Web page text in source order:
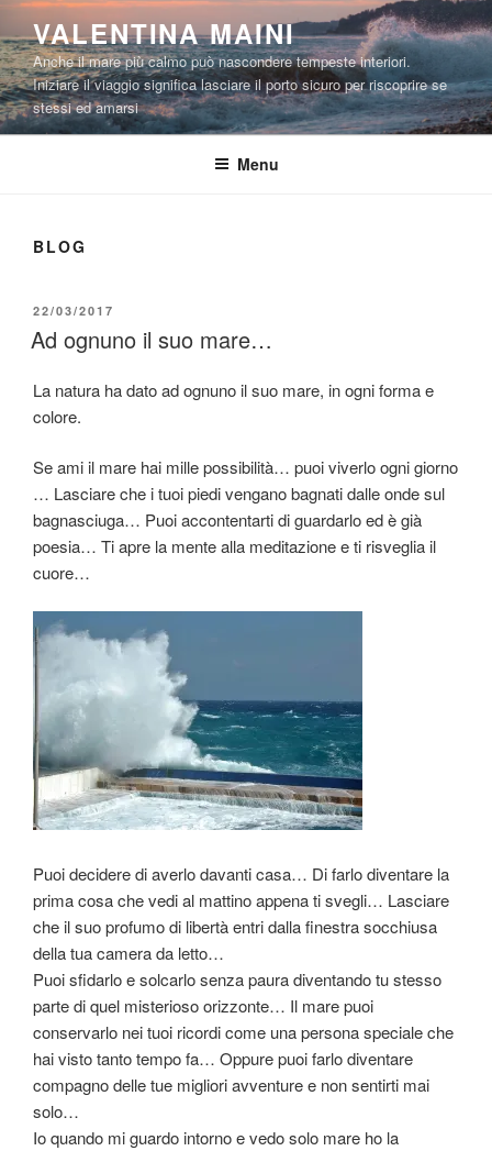
Salta
al
contenuto
VALENTINA MAINI
Anche il mare più calmo può nascondere tempeste interiori.
Iniziare il viaggio significa lasciare il porto sicuro per riscoprire se
stessi ed amarsi
Menu
BLOG
PUBBLICATO
IL
22/03/2017
Ad ognuno il suo mare…
La natura ha dato ad ognuno il suo mare, in ogni forma e
colore.
Se ami il mare hai mille possibilità… puoi viverlo ogni giorno
… Lasciare che i tuoi piedi vengano bagnati dalle onde sul
bagnasciuga… Puoi accontentarti di guardarlo ed è già
poesia… Ti apre la mente alla meditazione e ti risveglia il
cuore…
Puoi decidere di averlo davanti casa… Di farlo diventare la
prima cosa che vedi al mattino appena ti svegli… Lasciare
che il suo profumo di libertà entri dalla finestra socchiusa
della tua camera da letto…
Puoi sfidarlo e solcarlo senza paura diventando tu stesso
parte di quel misterioso orizzonte… Il mare puoi
conservarlo nei tuoi ricordi come una persona speciale che
hai visto tanto tempo fa… Oppure puoi farlo diventare
compagno delle tue migliori avventure e non sentirti mai
solo…
Io quando mi guardo intorno e vedo solo mare ho la